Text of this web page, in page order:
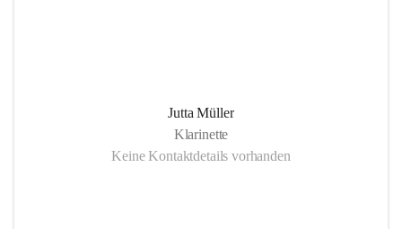
Jutta Müller
Klarinette
Keine Kontaktdetails vorhanden